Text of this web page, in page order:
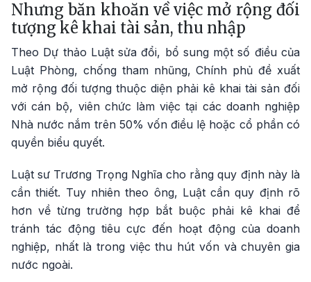
Nhưng băn khoăn về việc mở rộng đối
tượng kê khai tài sản, thu nhập
Theo Dự thảo Luật sửa đổi, bổ sung một số điều của
Luật Phòng, chống tham nhũng, Chính phủ đề xuất
mở rộng đối tượng thuộc diện phải kê khai tài sản đối
với cán bộ, viên chức làm việc tại các doanh nghiệp
Nhà nước nắm trên 50% vốn điều lệ hoặc cổ phần có
quyền biểu quyết.
Luật sư Trương Trọng Nghĩa cho rằng quy định này là
cần thiết. Tuy nhiên theo ông, Luật cần quy định rõ
hơn về từng trường hợp bắt buộc phải kê khai để
tránh tác động tiêu cực đến hoạt động của doanh
nghiệp, nhất là trong việc thu hút vốn và chuyên gia
nước ngoài.